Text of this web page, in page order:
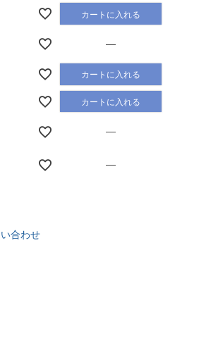
カートに入れる
—
カートに入れる
カートに入れる
—
—
合わせ